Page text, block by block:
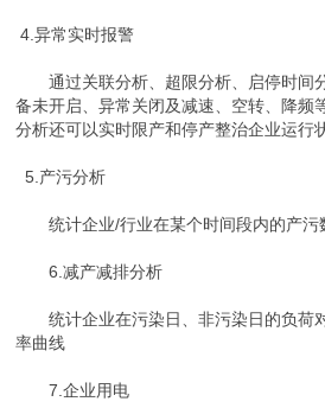
4.异常实时报警
通过关联分析、超限分析、启停时间
备未开启、异常关闭及减速、空转、降频
分析还可以实时限产和停产整治企业运行
5.产污分析
统计企业/行业在某个时间段内的产污
6.减产减排分析
统计企业在污染日、非污染日的负荷
率曲线
7.企业用电